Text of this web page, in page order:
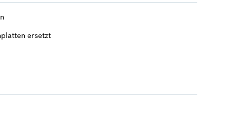
ersetzt